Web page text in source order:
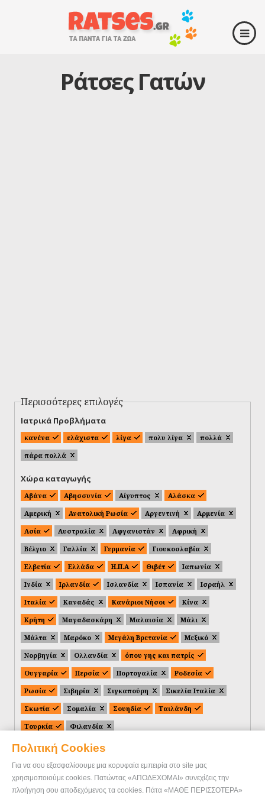
Πολιτική Cookies
Για να σου εξασφαλίσουμε μια κορυφαία εμπειρία στο site μας
χρησιμοποιούμε cookies. Πατώντας «ΑΠΟΔΕΧΟΜΑΙ» συνεχίζεις την
πλοήγηση σου αποδεχόμενος τα cookies. Πάτα «ΜΑΘΕ ΠΕΡΙΣΣΟΤΕΡΑ»
Ράτσες Γατών
Περισσότερες επιλογές
Ιατρικά Προβλήματα
κανένα ελάχιστα λίγα πολυ λίγα
πολλά
πάρα πολλά
Χώρα καταγωγής
Αβάνα Αβησσυνία Αίγυπτος
Αλάσκα
Αμερική
Ανατολική Ρωσία Αργεντινή
Αρμενία
Ασία
Αυστραλία Αφγανιστάν
Αφρική
Βέλγιο
Γαλλία Γερμανία
Γιουκοσλαβία
Ελβετία
Ελλάδα Η.Π.Α Θιβέτ
Ιαπωνία
Ινδία
Ιρλανδία Ισλανδία Ισπανία
Ισραήλ
Ιταλία
Καναδάς Κανάριοι Νήσοι
Κίνα
Κρήτη
Μαγαδασκάρη Μαλαισία
Μάλι
Μάλτα
Μαρόκο Μεγάλη Βρετανία
Μεξικό
Νορβηγία
Ολλανδία
όπου γης και πατρίς
Ουγγαρία
Περσία Πορτογαλία
Ροδεσία
Ρωσία
Σιβηρία Σιγκαπούρη
Σικελία Ιταλία
Σκωτία
Σομαλία Σουηδία
Ταιλάνδη
Τουρκία
Φιλανδία